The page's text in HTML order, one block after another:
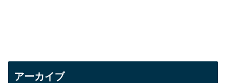
アーカイブ